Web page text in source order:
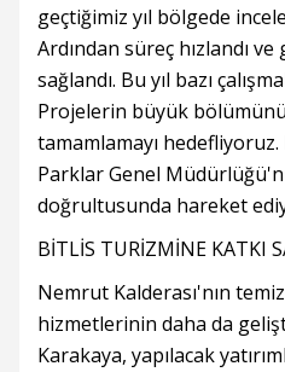
geçtiğimiz yıl bölgede
Ardından süreç hızlandı
sağlandı. Bu yıl bazı
Projelerin büyük bölümünü
tamamlamayı
Parklar Genel
doğrultusunda hareket
BİTLİS TURİZMİNE KATKI
Nemrut Kalderası'nın
hizmetlerinin daha da
Karakaya, yapılacak